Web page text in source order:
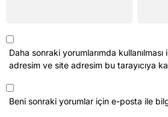
Daha sonraki yorumlarımda
adresim ve site adresim bu tarayıcıya
Beni sonraki yorumlar için e-posta ile